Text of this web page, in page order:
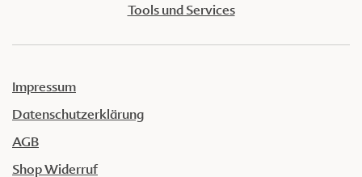
Tools und Services
Impressum
Datenschutzerklärung
AGB
Shop Widerruf